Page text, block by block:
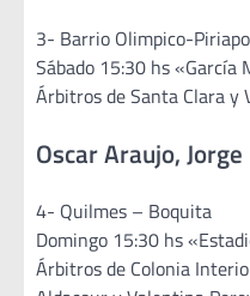
3- Barrio Olimpico-
Sábado 15:30 hs «García
Árbitros de Santa Clara y
Oscar Araujo,
4- Quilmes – Boquita
Domingo 15:30 hs
Árbitros de Colonia